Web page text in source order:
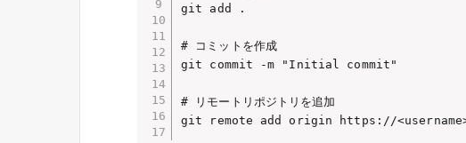
git add .
# コミットを作成
git commit -m "Initial commit"
# リモートリポジトリを追加
git remote add origin https://